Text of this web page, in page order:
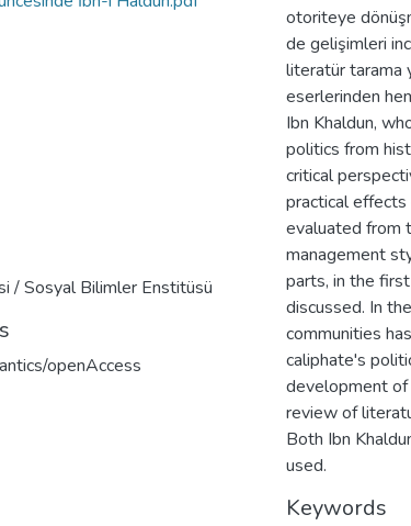
/ Sosyal Bilimler Enstitüsü
openAccess
otoriteye
de gelişimleri
literatür tarama
eserlerinden
Ibn Khaldun,
politics from
critical
practical
evaluated from
management
parts, in the
discussed. In
communities
caliphate's
development
review of
Both Ibn
used.
Keywords